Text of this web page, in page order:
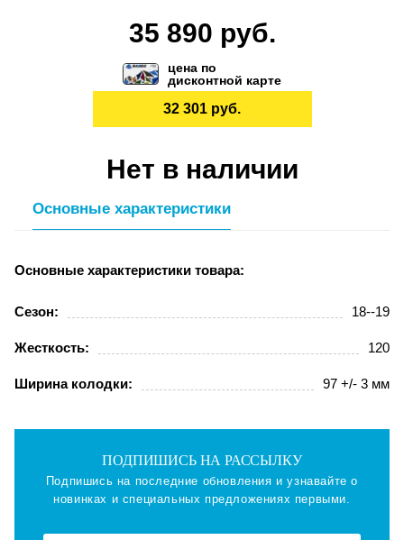
35 890 руб.
цена по
дисконтной карте
32 301 руб.
Нет в наличии
Основные характеристики
Основные характеристики товара:
Сезон: 18--19
Жесткость: 120
Ширина колодки: 97 +/- 3 мм
ПОДПИШИСЬ НА РАССЫЛКУ
Подпишись на последние обновления и узнавайте о
новинках и специальных предложениях первыми.